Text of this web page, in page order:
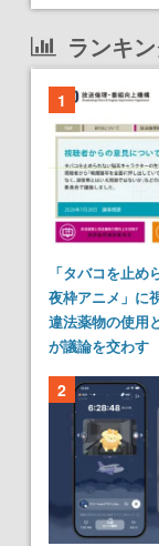
ランキ
1
「タバコを止
夜枠アニメ」に
違法薬物の使用
が議論を交わす
2